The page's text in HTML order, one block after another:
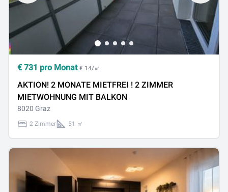
€ 731 pro Monat € 14/㎡
AKTION! 2 MONATE MIETFREI ! 2 ZIMMER
MIETWOHNUNG MIT BALKON
8020 Graz
2 Zimmer 51 ㎡